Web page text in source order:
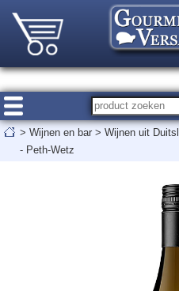
> Wijnen en bar > Wijnen uit
- Peth-Wetz